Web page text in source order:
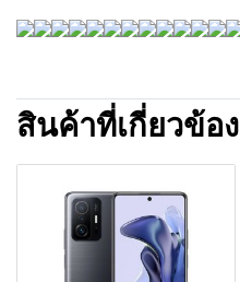
สินค้าที่เกี่ยวข้อง